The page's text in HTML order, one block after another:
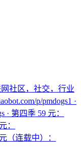
网社区，社交，行业
p/pmdogs1 ·
· 第四季 59 元：
：
（连载中）：